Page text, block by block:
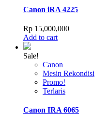
Canon iRA 4225
Rp 15,000,000
Add to cart
Sale!
Canon
Mesin Rekondisi
Promo!
Terlaris
Canon IRA 6065